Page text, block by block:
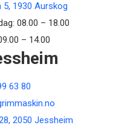
5, 1930 Aurskog
08.00 – 18.00
– 14.00
63 80
2050 Jessheim